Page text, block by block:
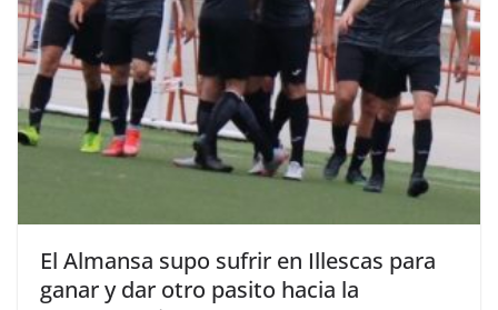
El Almansa supo sufrir en Illescas para
ganar y dar otro pasito hacia la